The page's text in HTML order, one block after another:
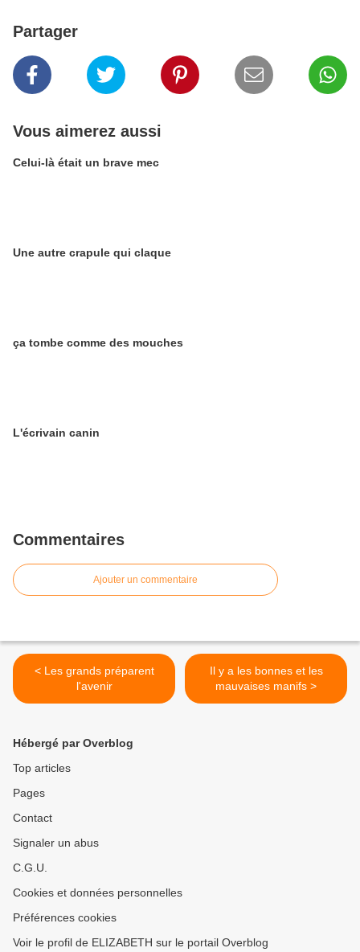
Partager
Vous aimerez aussi
Celui-là était un brave mec
Une autre crapule qui claque
ça tombe comme des mouches
L'écrivain canin
Commentaires
Ajouter un commentaire
< Les grands préparent
l'avenir
Il y a les bonnes et les
mauvaises manifs >
Hébergé par Overblog
Top articles
Pages
Contact
Signaler un abus
C.G.U.
Cookies et données personnelles
Préférences cookies
Voir le profil de ELIZABETH sur le portail Overblog